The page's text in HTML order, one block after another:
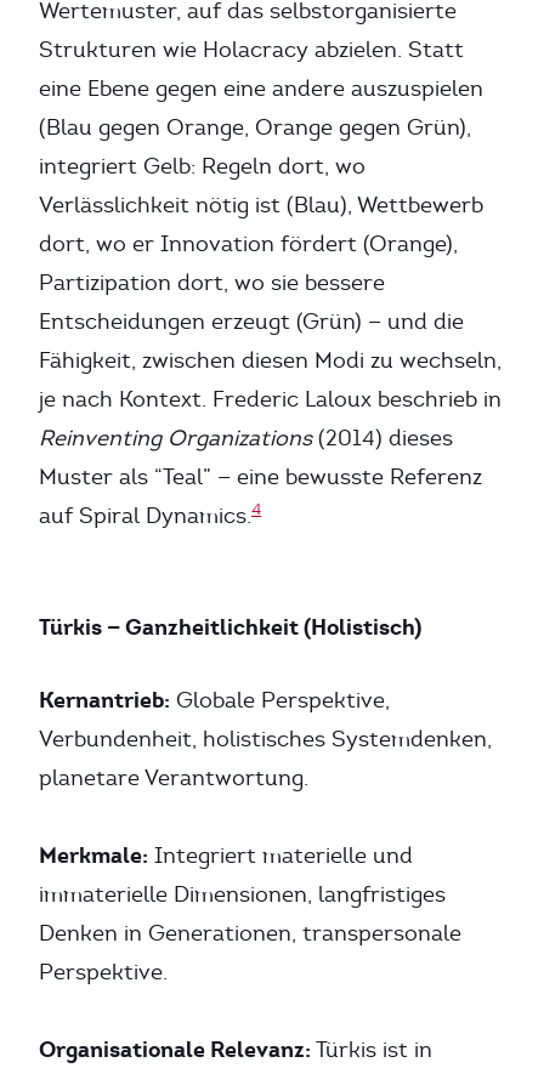
Wertemuster, auf das selbstorganisierte
Strukturen wie Holacracy abzielen. Statt
eine Ebene gegen eine andere auszuspielen
(Blau gegen Orange, Orange gegen Grün),
integriert Gelb: Regeln dort, wo
Verlässlichkeit nötig ist (Blau), Wettbewerb
dort, wo er Innovation fördert (Orange),
Partizipation dort, wo sie bessere
Entscheidungen erzeugt (Grün) — und die
Fähigkeit, zwischen diesen Modi zu wechseln,
je nach Kontext. Frederic Laloux beschrieb in
Reinventing Organizations(2014) dieses
Muster als “Teal” — eine bewusste Referenz
auf Spiral Dynamics.4
Türkis — Ganzheitlichkeit (Holistisch)
Kernantrieb: Globale Perspektive,
Verbundenheit, holistisches Systemdenken,
planetare Verantwortung.
Merkmale: Integriert materielle und
immaterielle Dimensionen, langfristiges
Denken in Generationen, transpersonale
Perspektive.
Organisationale Relevanz: Türkis ist in